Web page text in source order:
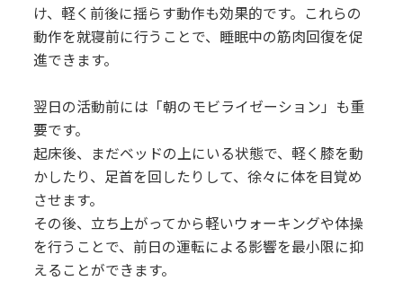
け、軽く前後に揺らす動作も効果的です。これらの
動作を就寝前に行うことで、睡眠中の筋肉回復を促
進できます。
翌日の活動前には「朝のモビライゼーション」も重
要です。
起床後、まだベッドの上にいる状態で、軽く膝を動
かしたり、足首を回したりして、徐々に体を目覚め
させます。
その後、立ち上がってから軽いウォーキングや体操
を行うことで、前日の運転による影響を最小限に抑
えることができます。